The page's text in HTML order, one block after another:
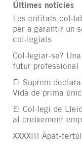
Últimes notícies
Les entitats
per a garantir un
col·legiats
Col·legiar-se?
futur professional
El Suprem
Vida de prima
El Col·legi de
al creixement
XXXXIII Àpat-